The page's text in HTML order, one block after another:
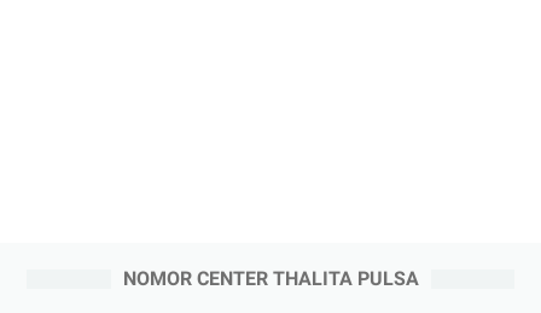
NOMOR CENTER THALITA PULSA